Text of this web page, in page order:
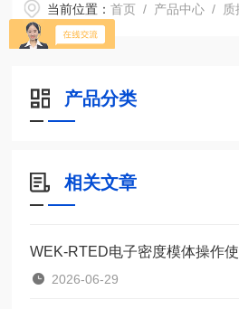
当前位置：首页 / 产品中心 / 质
产品分类
相关文章
WEK-RTED电子密度模体操作使
2026-06-29